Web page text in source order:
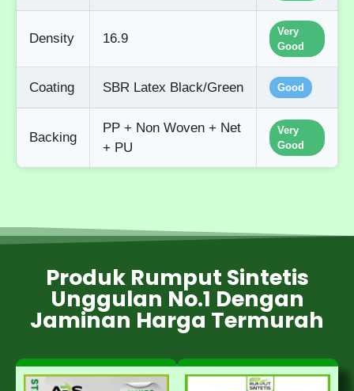
Density 16.9
Very
Good
Coating SBR Latex Black/Green Good
Backing
PP + Non Woven + Net
+ PU
Very
Good
Produk Rumput Sintetis
Unggulan No.1 Dengan
Jaminan Harga Termurah